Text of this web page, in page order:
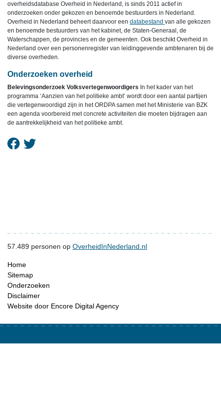
overheidsdatabase Overheid in Nederland, is sinds 2011 actief in
onderzoeken onder gekozen en benoemde bestuurders in Nederland.
Overheid in Nederland beheert daarvoor een databestand van alle gekozen
en benoemde bestuurders van het kabinet, de Staten-Generaal, de
Waterschappen, de provincies en de gemeenten. Ook beschikt Overheid in
Nederland over een personenregister van leidinggevende ambtenaren bij de
diverse overheden.
Onderzoeken overheid
Belevingsonderzoek Volksvertegenwoordigers In het kader van het
programma ‘Aanzien van het politieke ambt’ wordt door een aantal partijen
die vertegenwoordigd zijn in het ORDPA samen met het Ministerie van BZK
een agenda voorbereid met concrete activiteiten die moeten bijdragen aan
de aantrekkelijkheid van het politieke ambt.
57.489 personen op OverheidInNederland.nl
Home
Sitemap
Onderzoeken
Disclaimer
Website door Encore Digital Agency